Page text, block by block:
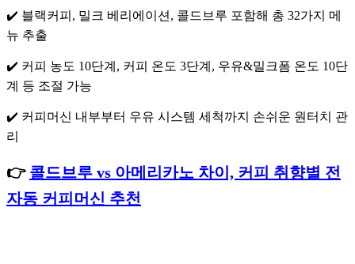
✔️ 블랙커피, 밀크 베리에이션, 콜드브루 포함해 총 32가지 메
뉴 추출
✔️ 커피 농도 10단계, 커피 온도 3단계, 우유&밀크폼 온도 10단
계 등 조절 가능
✔️ 커피머신 내부부터 우유 시스템 세척까지 손쉬운 원터치 관
리
👉 콜드브루 vs 아메리카노 차이, 커피 취향별 전
자동 커피머신 추천